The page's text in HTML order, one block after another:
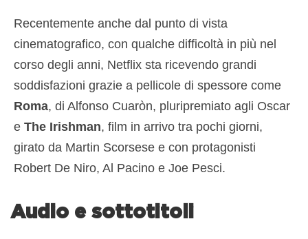
Recentemente anche dal punto di vista
cinematografico, con qualche difficoltà in più nel
corso degli anni, Netflix sta ricevendo grandi
soddisfazioni grazie a pellicole di spessore come
Roma, di Alfonso Cuaròn, pluripremiato agli Oscar
e The Irishman, film in arrivo tra pochi giorni,
girato da Martin Scorsese e con protagonisti
Robert De Niro, Al Pacino e Joe Pesci.
Audio e sottotitoli